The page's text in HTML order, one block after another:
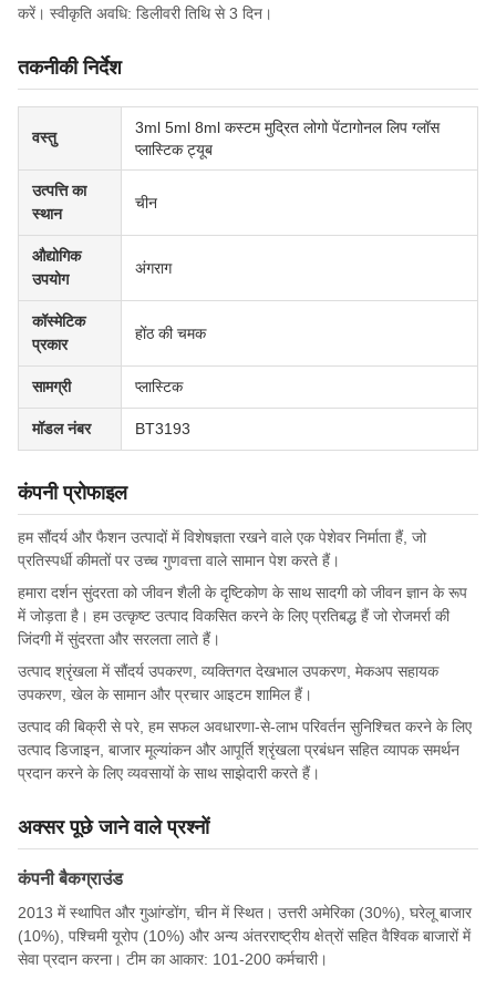
करें। स्वीकृति अवधि: डिलीवरी तिथि से 3 दिन।
तकनीकी निर्देश
वस्तु
3ml 5ml 8ml कस्टम मुद्रित लोगो पेंटागोनल लिप ग्लॉस
प्लास्टिक ट्यूब
उत्पत्ति का
स्थान
चीन
औद्योगिक
उपयोग
अंगराग
कॉस्मेटिक
प्रकार
होंठ की चमक
सामग्री प्लास्टिक
मॉडल नंबर BT3193
कंपनी प्रोफाइल
हम सौंदर्य और फैशन उत्पादों में विशेषज्ञता रखने वाले एक पेशेवर निर्माता हैं, जो
प्रतिस्पर्धी कीमतों पर उच्च गुणवत्ता वाले सामान पेश करते हैं।
हमारा दर्शन सुंदरता को जीवन शैली के दृष्टिकोण के साथ सादगी को जीवन ज्ञान के रूप
में जोड़ता है। हम उत्कृष्ट उत्पाद विकसित करने के लिए प्रतिबद्ध हैं जो रोजमर्रा की
जिंदगी में सुंदरता और सरलता लाते हैं।
उत्पाद श्रृंखला में सौंदर्य उपकरण, व्यक्तिगत देखभाल उपकरण, मेकअप सहायक
उपकरण, खेल के सामान और प्रचार आइटम शामिल हैं।
उत्पाद की बिक्री से परे, हम सफल अवधारणा-से-लाभ परिवर्तन सुनिश्चित करने के लिए
उत्पाद डिजाइन, बाजार मूल्यांकन और आपूर्ति श्रृंखला प्रबंधन सहित व्यापक समर्थन
प्रदान करने के लिए व्यवसायों के साथ साझेदारी करते हैं।
अक्सर पूछे जाने वाले प्रश्नों
कंपनी बैकग्राउंड
2013 में स्थापित और गुआंग्डोंग, चीन में स्थित। उत्तरी अमेरिका (30%), घरेलू बाजार
(10%), पश्चिमी यूरोप (10%) और अन्य अंतरराष्ट्रीय क्षेत्रों सहित वैश्विक बाजारों में
सेवा प्रदान करना। टीम का आकार: 101-200 कर्मचारी।